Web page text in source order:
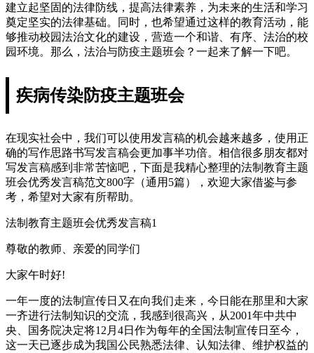
建立起坚固的法律防线，提高法律素养，为未来的生活和学习
奠定坚实的法律基础。同时，也希望通过这样的教育活动，能
够推动校园法治文化的建设，营造一个和谐、有序、法治的校
园环境。那么，法治与防疫主题班会？一起来了解一下吧。
疾病传染防疫主题班会
在现实社会中，我们可以使用发言稿的机会越来越多，使用正
确的写作思路书写发言稿会更加事半功倍。相信很多朋友都对
写发言稿感到非常苦恼吧，下面是我精心整理的法制教育主题
班会优秀发言稿范文800字（通用5篇），欢迎大家借鉴与参
考，希望对大家有所帮助。
法制教育主题班会优秀发言稿1
尊敬的教师、亲爱的同学们
大家午时好!
一年一度的法制宣传日又在向我们走来，今日能在那里和大家
一齐进行法制知识的交流，我感到很高兴，从2001年中共中
央、国务院决定将12月4日作为每年的全国法制宣传日至今，
这一天已逐步成为我国公民熟悉法律、认知法律、维护权益的